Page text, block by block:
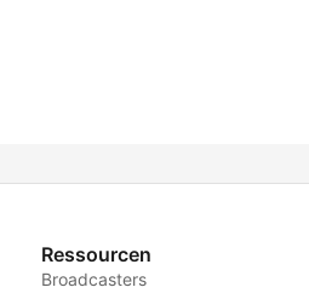
Ressourcen
Broadcasters